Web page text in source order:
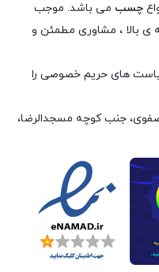
چسب می باشد. موجب
ی بالا ، مشاوری مطمئن و
های حریم خصوصی را
جنب کوچه مسجدالرضا،